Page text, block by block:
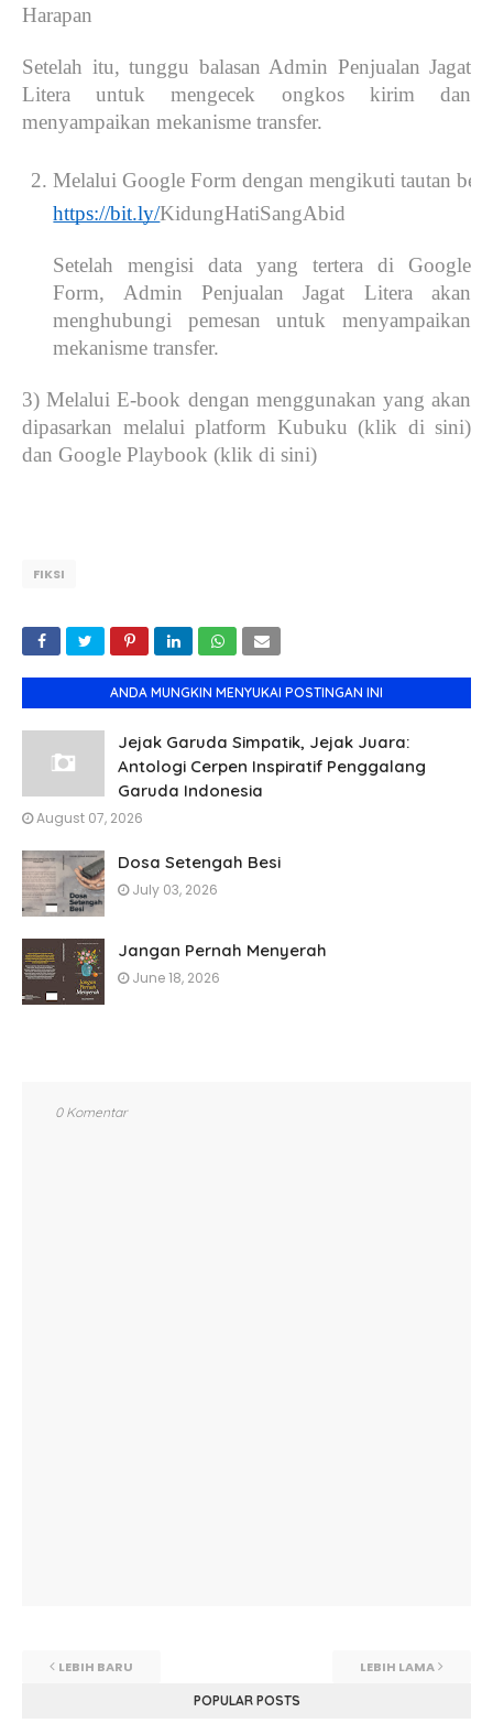
Harapan
Setelah itu, tunggu balasan Admin Penjualan Jagat
Litera untuk mengecek ongkos kirim dan
menyampaikan mekanisme transfer.
Melalui Google Form dengan mengikuti tautan
https://bit.ly/KidungHatiSangAbid
Setelah mengisi data yang tertera di Google
Form, Admin Penjualan Jagat Litera akan
menghubungi pemesan untuk menyampaikan
mekanisme transfer.
3) Melalui E-book dengan menggunakan yang akan
dipasarkan melalui platform Kubuku (klik di sini)
dan Google Playbook (klik di sini)
FIKSI
ANDA MUNGKIN MENYUKAI POSTINGAN INI
Jejak Garuda Simpatik, Jejak Juara:
Antologi Cerpen Inspiratif Penggalang
Garuda Indonesia
August 07, 2026
Dosa Setengah Besi
July 03, 2026
Jangan Pernah Menyerah
June 18, 2026
0 Komentar
LEBIH BARU LEBIH LAMA
POPULAR POSTS